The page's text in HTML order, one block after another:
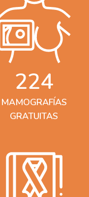
224
MAMOGRAFÍAS
GRATUITAS